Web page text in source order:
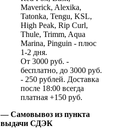
Maverick, Alexika,
Tatonka, Tengu, KSL,
High Peak, Rip Curl,
Thule, Trimm, Aqua
Marina, Pinguin - плюс
1-2 дня.
От 3000 руб. -
бесплатно, до 3000 руб.
- 250 рублей. Доставка
после 18:00 всегда
платная +150 руб.
— Самовывоз из пункта
выдачи СДЭК